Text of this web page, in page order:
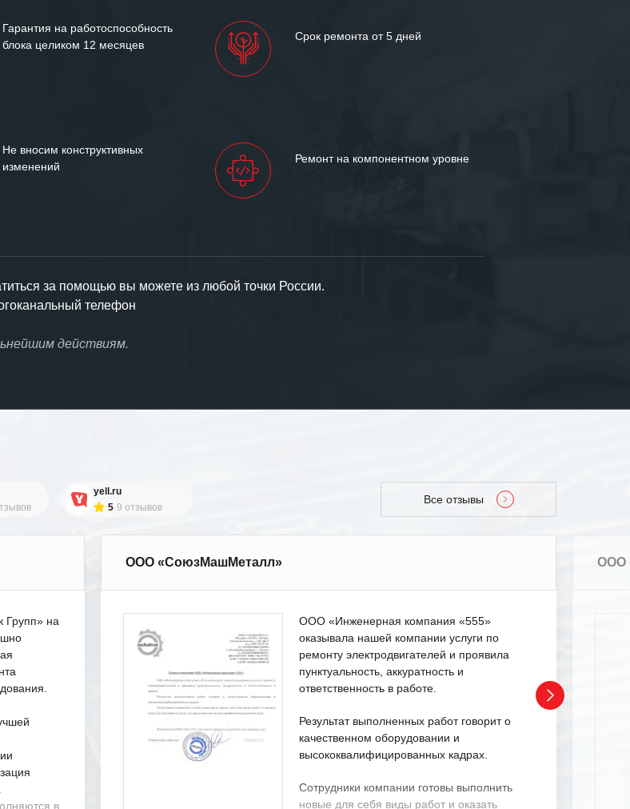
Гарантия на работоспособность
блока целиком 12 месяцев
Срок ремонта от 5 дней
Не вносим конструктивных
изменений
Ремонт на компонентном уровне
за помощью вы можете из любой точки России.
телефон
действиям.
yell.ru
5 9 отзывов
Все отзывы
Групп» на
в
ООО «СоюзМашМеталл»
ООО «Инженерная компания «555»
оказывала нашей компании услуги по
ремонту электродвигателей и проявила
пунктуальность, аккуратность и
ответственность в работе.
Результат выполненных работ говорит о
качественном оборудовании и
высококвалифицированных кадрах.
Сотрудники компании готовы выполнить
новые для себя виды работ и оказать
ООО